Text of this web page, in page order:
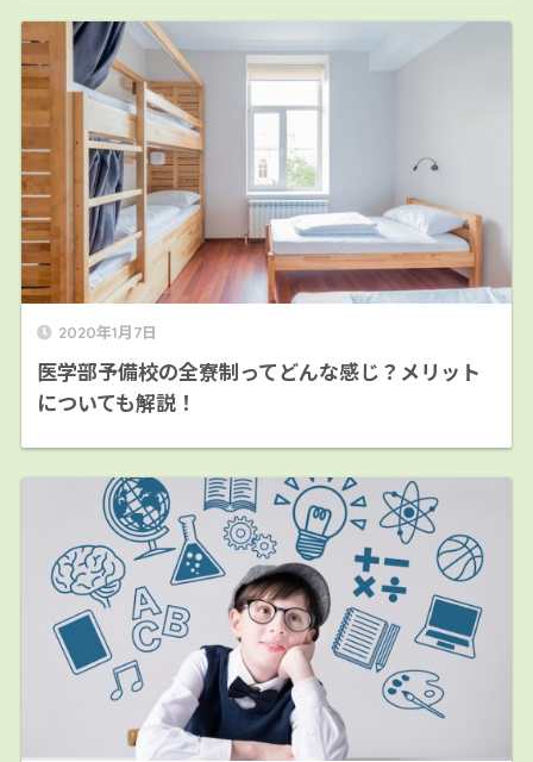
2020年1月7日
医学部予備校の全寮制ってどんな感じ？メリット
についても解説！